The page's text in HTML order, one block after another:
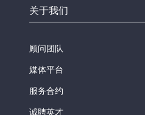
关于我们
顾问团队
媒体平台
服务合约
诚聘英才